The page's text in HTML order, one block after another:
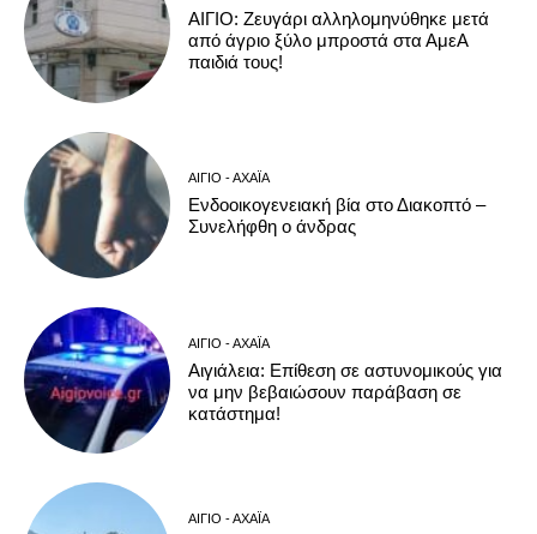
ΑΙΓΙΟ: Ζευγάρι αλληλομηνύθηκε μετά
από άγριο ξύλο μπροστά στα ΑμεΑ
παιδιά τους!
ΑΊΓΙΟ - ΑΧΑΪ́Α
Ενδοοικογενειακή βία στο Διακοπτό –
Συνελήφθη ο άνδρας
ΑΊΓΙΟ - ΑΧΑΪ́Α
Αιγιάλεια: Επίθεση σε αστυνομικούς για
να μην βεβαιώσουν παράβαση σε
κατάστημα!
ΑΊΓΙΟ - ΑΧΑΪ́Α